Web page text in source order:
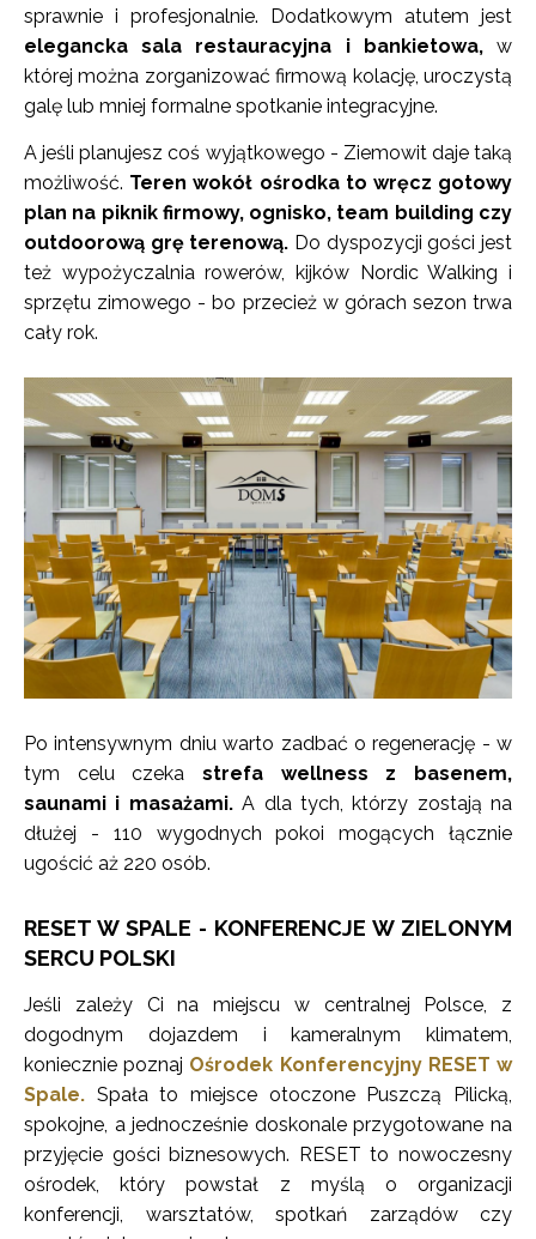
sprawnie i profesjonalnie. Dodatkowym atutem jest
elegancka sala restauracyjna i bankietowa,w
której można zorganizować firmową kolację, uroczystą
galę lub mniej formalne spotkanie integracyjne.
A jeśli planujesz coś wyjątkowego - Ziemowit daje taką
możliwość. Teren wokół ośrodka to wręcz gotowy
plan na piknik firmowy, ognisko, team building czy
outdoorową grę terenową. Do dyspozycji gości jest
też wypożyczalnia rowerów, kijków Nordic Walking i
sprzętu zimowego - bo przecież w górach sezon trwa
cały rok.
Po intensywnym dniu warto zadbać o regenerację - w
tym celu czeka strefa wellness z basenem,
saunami i masażami.A dla tych, którzy zostają na
dłużej - 110 wygodnych pokoi mogących łącznie
ugościć aż 220 osób.
RESET W SPALE - KONFERENCJE W ZIELONYM
SERCU POLSKI
Jeśli zależy Ci na miejscu w centralnej Polsce, z
dogodnym dojazdem i kameralnym klimatem,
koniecznie poznaj Ośrodek Konferencyjny RESET w
Spale. Spała to miejsce otoczone Puszczą Pilicką,
spokojne, a jednocześnie doskonale przygotowane na
przyjęcie gości biznesowych. RESET to nowoczesny
ośrodek, który powstał z myślą o organizacji
konferencji, warsztatów, spotkań zarządów czy